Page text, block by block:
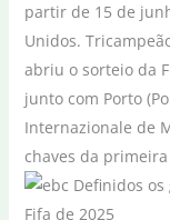
partir de 15 de
Unidos.
abriu o sorteio da
junto com Porto
Internazionale de
chaves da